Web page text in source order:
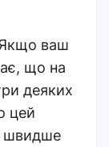
ваш
що на
деяких
цей
швидше